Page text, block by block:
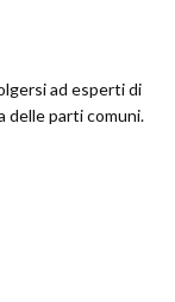
ad esperti di
delle parti comuni.